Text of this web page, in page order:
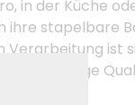
in der Küche
stapelbare
ist
nachhaltige